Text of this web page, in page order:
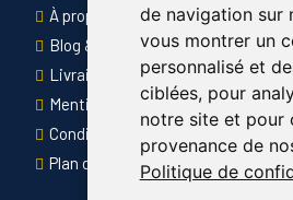
de navigation sur
vous montrer un
personnalisé et
ciblées, pour
notre site et pour
provenance de
Politique de
À propos de Côté Pro
Blog & conseils
Livraison & retour
Mentions légales
Conditions générales de ventes
Plan du site